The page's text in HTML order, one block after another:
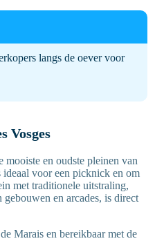
langs de oever voor
Vosges
mooiste en oudste pleinen van
ideaal voor een picknick en om
met traditionele uitstraling,
en arcades, is direct
Marais en bereikbaar met de